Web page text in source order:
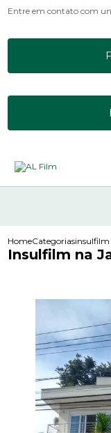
Entre em contato com
HomeCategoriasinsulfilm
Insulfilm na